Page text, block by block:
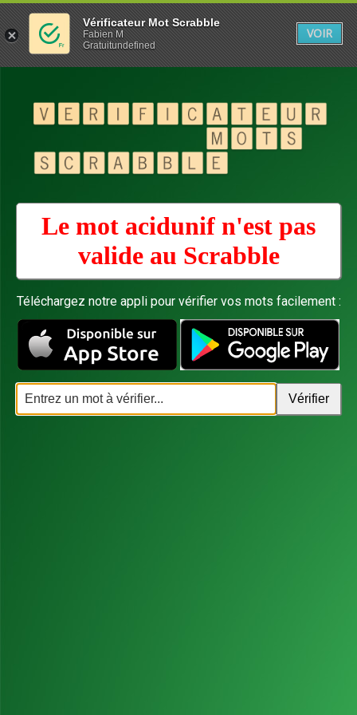
Le mot acidunif n'est pas
valide au Scrabble
Téléchargez notre appli pour vérifier vos mots facilement :
Vérificateur Mot Scrabble
Fabien M
Gratuitundefined
VOIR